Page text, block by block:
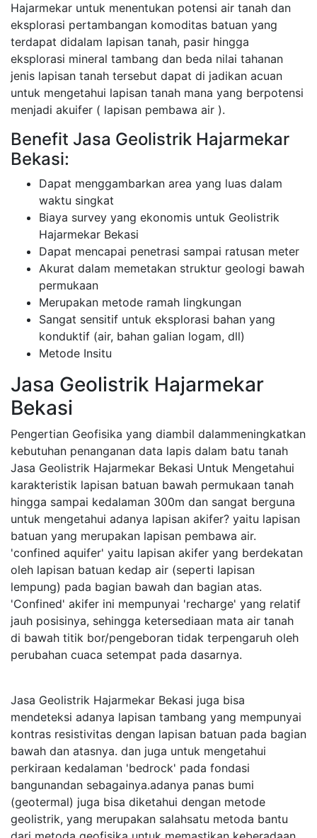
Hajarmekar untuk menentukan potensi air tanah dan
eksplorasi pertambangan komoditas batuan yang
terdapat didalam lapisan tanah, pasir hingga
eksplorasi mineral tambang dan beda nilai tahanan
jenis lapisan tanah tersebut dapat di jadikan acuan
untuk mengetahui lapisan tanah mana yang berpotensi
menjadi akuifer ( lapisan pembawa air ).
Benefit Jasa Geolistrik Hajarmekar
Bekasi:
Dapat menggambarkan area yang luas dalam
waktu singkat
Biaya survey yang ekonomis untuk Geolistrik
Hajarmekar Bekasi
Dapat mencapai penetrasi sampai ratusan meter
Akurat dalam memetakan struktur geologi bawah
permukaan
Merupakan metode ramah lingkungan
Sangat sensitif untuk eksplorasi bahan yang
konduktif (air, bahan galian logam, dll)
Metode Insitu
Jasa Geolistrik Hajarmekar
Bekasi
Pengertian Geofisika yang diambil dalammeningkatkan
kebutuhan penanganan data lapis dalam batu tanah
Jasa Geolistrik Hajarmekar Bekasi Untuk Mengetahui
karakteristik lapisan batuan bawah permukaan tanah
hingga sampai kedalaman 300m dan sangat berguna
untuk mengetahui adanya lapisan akifer? yaitu lapisan
batuan yang merupakan lapisan pembawa air.
'confined aquifer' yaitu lapisan akifer yang berdekatan
oleh lapisan batuan kedap air (seperti lapisan
lempung) pada bagian bawah dan bagian atas.
'Confined' akifer ini mempunyai 'recharge' yang relatif
jauh posisinya, sehingga ketersediaan mata air tanah
di bawah titik bor/pengeboran tidak terpengaruh oleh
perubahan cuaca setempat pada dasarnya.
Jasa Geolistrik Hajarmekar Bekasi juga bisa
mendeteksi adanya lapisan tambang yang mempunyai
kontras resistivitas dengan lapisan batuan pada bagian
bawah dan atasnya. dan juga untuk mengetahui
perkiraan kedalaman 'bedrock' pada fondasi
bangunandan sebagainya.adanya panas bumi
(geotermal) juga bisa diketahui dengan metode
geolistrik, yang merupakan salahsatu metoda bantu